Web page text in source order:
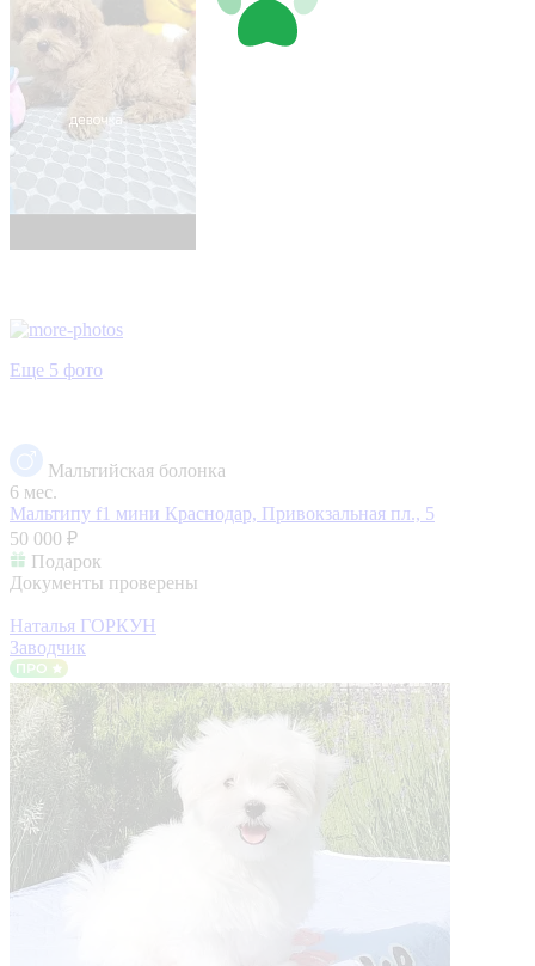
Еще 5 фото
Мальтийская болонка
6 мес.
Мальтипу f1 мини Краснодар, Привокзальная пл., 5
50 000 ₽
Подарок
Документы проверены
Наталья ГОРКУН
Заводчик